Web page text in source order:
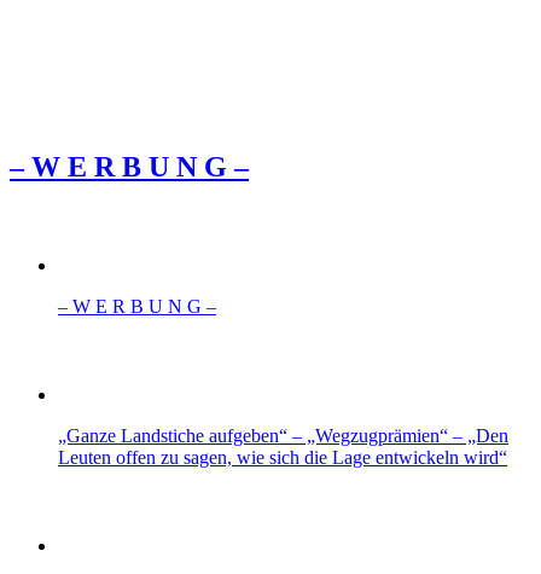
– W Ε R Β U Ν G –
– W Ε R Β U Ν G –
„Ganze Landstiche aufgeben“ – „Wegzugprämien“ – „Den
Leuten offen zu sagen, wie sich die Lage entwickeln wird“